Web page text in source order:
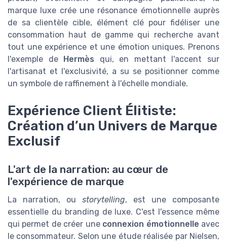
marque luxe crée une résonance émotionnelle auprès
de sa clientèle cible, élément clé pour fidéliser une
consommation haut de gamme qui recherche avant
tout une expérience et une émotion uniques. Prenons
l'exemple de Hermès qui, en mettant l'accent sur
l'artisanat et l'exclusivité, a su se positionner comme
un symbole de raffinement à l'échelle mondiale.
Expérience Client Élitiste:
Création d’un Univers de Marque
Exclusif
L'art de la narration: au cœur de
l'expérience de marque
La narration, ou storytelling, est une composante
essentielle du branding de luxe. C'est l'essence même
qui permet de créer une connexion émotionnelle avec
le consommateur. Selon une étude réalisée par Nielsen,